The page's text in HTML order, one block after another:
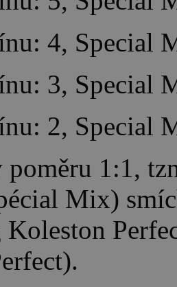
4, Special
3, Special
2, Special
poměru 1:1,
Mix)
Koleston